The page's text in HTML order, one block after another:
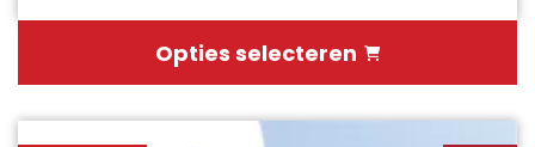
Opties selecteren